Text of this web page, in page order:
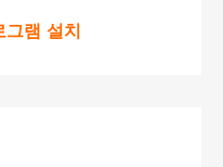
램 설치